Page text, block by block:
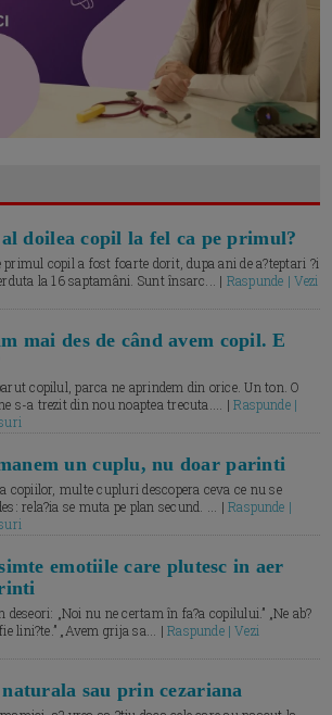
doilea copil la fel ca pe primul?
copil a fost foarte dorit, dupa ani de a?teptari ?i
la 16 saptamâni. Sunt însarc... | Raspunde | Vezi
mai des de când avem copil. E
copilul, parca ne aprindem din orice. Un ton. O
s-a trezit din nou noaptea trecuta.... |Raspunde |
un cuplu, nu doar parinti
copiilor, multe cupluri descopera ceva ce nu se
rela?ia se muta pe plan secund. ... |Raspunde |
emotiile care plutesc in aer
deseori: „Noi nu ne certam în fa?a copilului.” „Ne ab?
lini?te.” „Avem grija sa... |Raspunde | Vezi
sau prin cezariana